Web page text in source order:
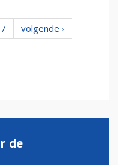
7
volgende ›
de